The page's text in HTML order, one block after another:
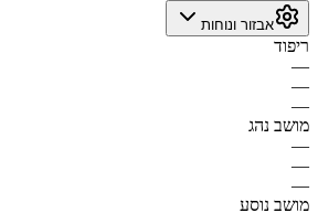
אבזור ונוחות
ריפוד
—
—
—
מושב נהג
—
—
—
מושב נוסע